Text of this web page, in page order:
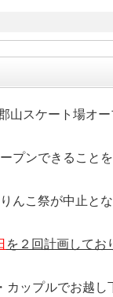
山スケート場オ
プンできること
んこ祭が中止と
を２回計画してお
カップルでお越